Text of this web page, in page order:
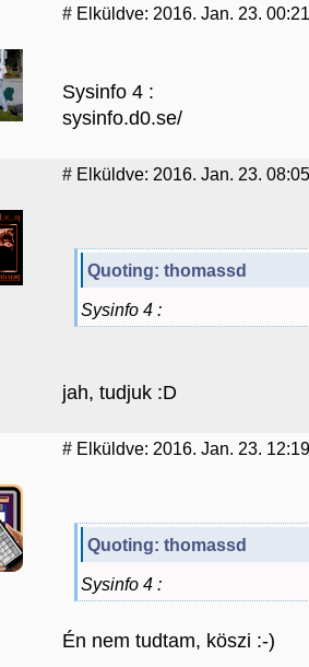
# Elküldve: 2016. Jan. 23.
Sysinfo 4 :
sysinfo.d0.se/
# Elküldve: 2016. Jan. 23. 08:05
Quoting: thomassd
Sysinfo 4 :
jah, tudjuk :D
# Elküldve: 2016. Jan. 23. 12:19
Quoting: thomassd
Sysinfo 4 :
Én nem tudtam, köszi :-)